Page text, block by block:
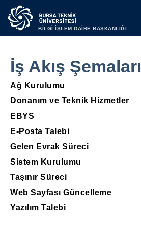
BİLGİ İŞLEM DAİRE BAŞKANLIĞI
İş Akış Şemaları
Ağ Kurulumu
Donanım ve Teknik Hizmetler
EBYS
E-Posta Talebi
Gelen Evrak Süreci
Sistem Kurulumu
Taşınır Süreci
Web Sayfası Güncelleme
Yazılım Talebi